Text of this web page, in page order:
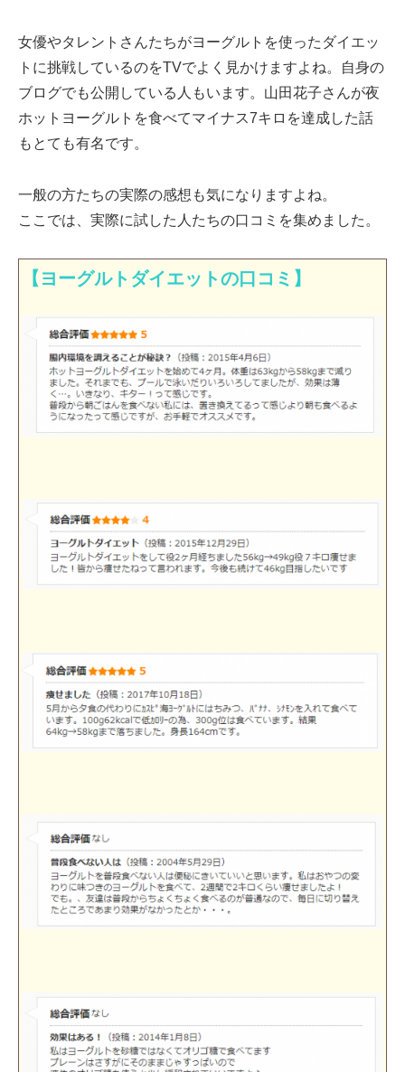
女優やタレントさんたちがヨーグルトを使ったダイエッ
トに挑戦しているのをTVでよく見かけますよね。自身の
ブログでも公開している人もいます。山田花子さんが夜
ホットヨーグルトを食べてマイナス7キロを達成した話
もとても有名です。
一般の方たちの実際の感想も気になりますよね。
ここでは、実際に試した人たちの口コミを集めました。
【ヨーグルトダイエットの口コミ】